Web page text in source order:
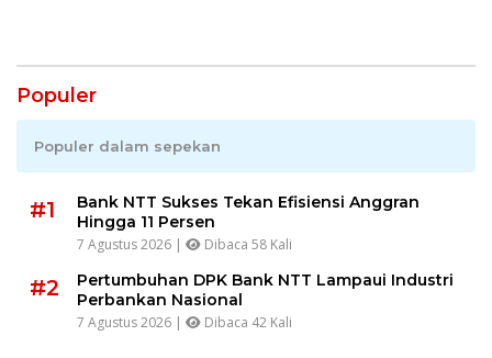
Populer
Populer dalam sepekan
#1
Bank NTT Sukses Tekan Efisiensi Anggran
Hingga 11 Persen
7 Agustus 2026 | Dibaca 58 Kali
#2
Pertumbuhan DPK Bank NTT Lampaui Industri
Perbankan Nasional
7 Agustus 2026 | Dibaca 42 Kali